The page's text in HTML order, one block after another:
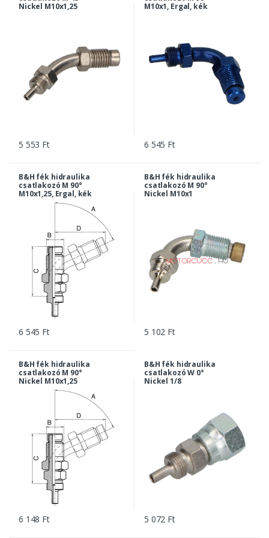
Nickel M10x1,25
5 553 Ft
M10x1, Ergal, kék
6 545 Ft
B&H fék hidraulika
csatlakozó M 90°
M10x1,25, Ergal, kék
6 545 Ft
B&H fék hidraulika
csatlakozó M 90°
Nickel M10x1
5 102 Ft
B&H fék hidraulika
csatlakozó M 90°
Nickel M10x1,25
6 148 Ft
B&H fék hidraulika
csatlakozó W 0°
Nickel 1/8
5 072 Ft